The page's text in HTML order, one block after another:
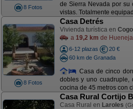
8 Fotos
de Sierra Nevada por su
vistas. Totalmente
8 Fotos
Casa Detrés
Vivienda turística en
a 19,2 km de
6-12 plazas
20 €
60 km de Granada
Casa de cinco
dobles y uno cuadruple,
cocina de 45 metros con
Casa Rural Cortijo
Casa Rural en Laroles